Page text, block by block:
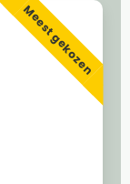
Meest gekozen